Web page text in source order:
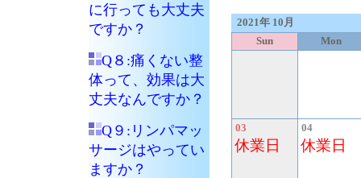
に行っても大丈夫
ですか？
Q８:痛くない整
体って、効果は大
丈夫なんですか？
Q９:リンパマッ
サージはやってい
ますか？
2021年 10月
Sun
Mon
03
休業日
04
休業日